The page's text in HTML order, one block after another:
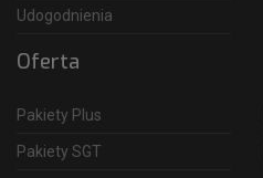
Udogodnienia
Oferta
Pakiety Plus
Pakiety SGT